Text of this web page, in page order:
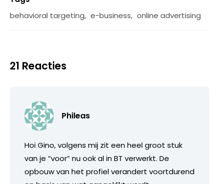
behavioral targeting, e-business, online advertising
21 Reacties
Phileas
Hoi Gino, volgens mij zit een heel groot stuk
van je “voor” nu ook al in BT verwerkt. De
opbouw van het profiel verandert voortdurend